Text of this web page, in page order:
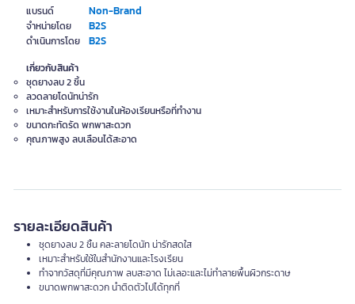
แบรนด์ Non-Brand
จำหน่ายโดย B2S
ดำเนินการโดย B2S
เกี่ยวกับสินค้า
ชุดยางลบ 2 ชิ้น
ลวดลายโดนัทน่ารัก
เหมาะสำหรับการใช้งานในห้องเรียนหรือที่ทำงาน
ขนาดกะทัดรัด พกพาสะดวก
คุณภาพสูง ลบเลือนได้สะอาด
รายละเอียดสินค้า
ชุดยางลบ 2 ชิ้น คละลายโดนัท น่ารักสดใส
เหมาะสำหรับใช้ในสำนักงานและโรงเรียน
ทำจากวัสดุที่มีคุณภาพ ลบสะอาด ไม่เลอะและไม่ทำลายพื้นผิวกระดาษ
ขนาดพกพาสะดวก นำติดตัวไปได้ทุกที่